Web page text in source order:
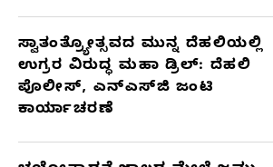
ಸ್ವಾತಂತ್ರ್ಯೋತ್ಸವದ ಮುನ್ನ ದೆಹಲಿಯಲ್ಲಿ
ಉಗ್ರರ ವಿರುದ್ಧ ಮಹಾ ಡ್ರಿಲ್: ದೆಹಲಿ
ಪೊಲೀಸ್, ಎನ್‌ಎಸ್‌ಜಿ ಜಂಟಿ
ಕಾರ್ಯಾಚರಣೆ